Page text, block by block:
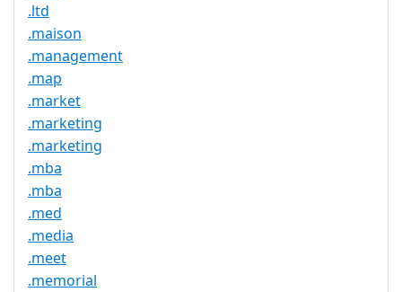
.ltd
.maison
.management
.map
.market
.marketing
.marketing
.mba
.mba
.med
.media
.meet
.memorial